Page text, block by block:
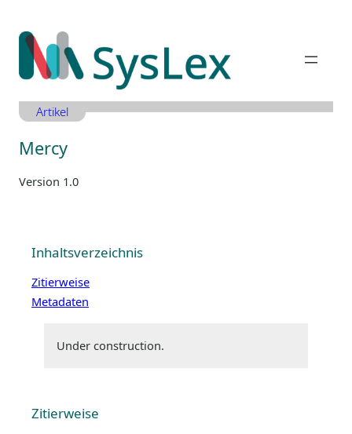
Inhalt
springen
Artikel
Mercy
Version 1.0
Inhaltsverzeichnis
Zitierweise
Metadaten
Under construction.
Zitierweise